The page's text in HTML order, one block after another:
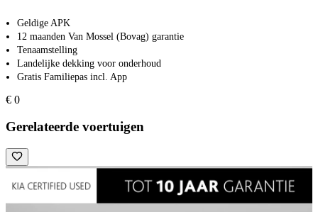
Geldige APK
12 maanden Van Mossel (Bovag) garantie
Tenaamstelling
Landelijke dekking voor onderhoud
Gratis Familiepas incl. App
€ 0
Gerelateerde voertuigen